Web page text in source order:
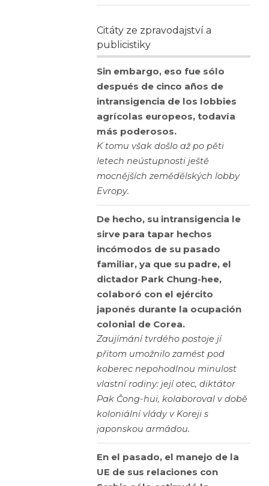
Citáty ze zpravodajství a
publicistiky
Sin embargo, eso fue sólo
después de cinco años de
intransigencia de los lobbies
agrícolas europeos, todavía
más poderosos.
K tomu však došlo až po pěti
letech neústupnosti ještě
mocnějších zemědělských lobby
Evropy.
De hecho, su intransigencia le
sirve para tapar hechos
incómodos de su pasado
familiar, ya que su padre, el
dictador Park Chung-hee,
colaboró con el ejército
japonés durante la ocupación
colonial de Corea.
Zaujímání tvrdého postoje jí
přitom umožnilo zamést pod
koberec nepohodlnou minulost
vlastní rodiny: její otec, diktátor
Pak Čong-hui, kolaboroval v době
koloniální vlády v Koreji s
japonskou armádou.
En el pasado, el manejo de la
UE de sus relaciones con